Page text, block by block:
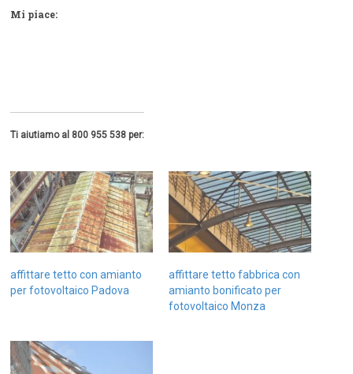
Mi piace:
Ti aiutiamo al 800 955 538 per:
affittare tetto con amianto
per fotovoltaico Padova
affittare tetto fabbrica con
amianto bonificato per
fotovoltaico Monza